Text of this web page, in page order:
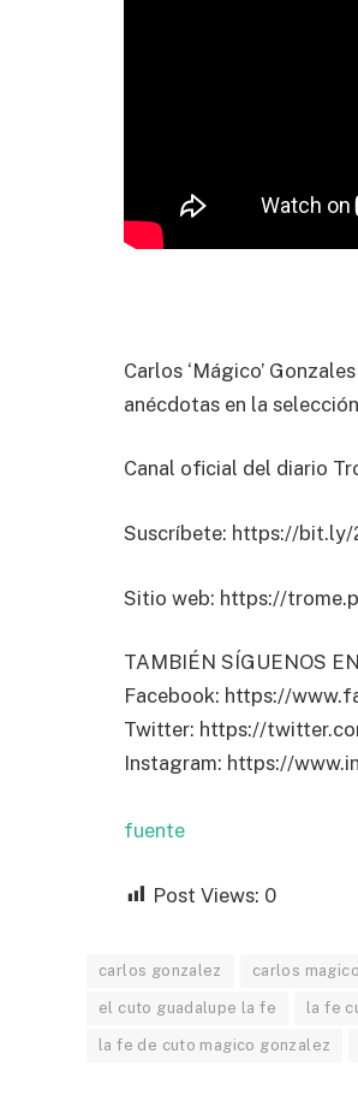
Carlos ‘Mágico’
anécdotas en la
Canal oficial del diario
Suscríbete: https://bit.ly/
Sitio web: https://
TAMBIÉN SÍGUENOS
Facebook: https://
Twitter: https://
Instagram: https://
fuente
Post Views: 0
carlos gonzalez carlos magico
el cuto guadalupe la fe la fe
la fe de cuto magico gonzalez